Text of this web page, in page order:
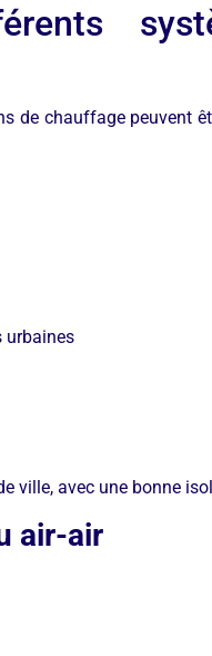
de chauffage peuvent
urbaines
ville, avec une bonne
air-air